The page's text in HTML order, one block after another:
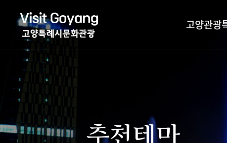
고양관광
야경 나들이
편의시설
추천테마